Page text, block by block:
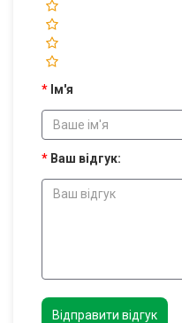
Ім'я
Ваш відгук:
Відправити відгук